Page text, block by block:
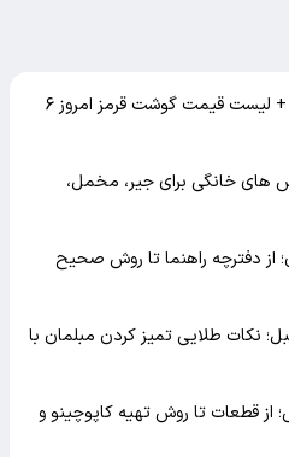
گوشت خورشتی کیلویی چند ؟! + لیست قیمت گوشت قرمز امروز ۶
های خانگی برای جیر، مخمل،
از دفترچه راهنما تا روش صحیح
نکات طلایی تمیز کردن مبلمان با
از قطعات تا روش تهیه کاپوچینو و